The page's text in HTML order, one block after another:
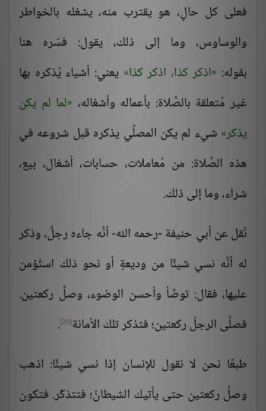
فعلى كل حالٍ، هو يقترب منه، يشغله بالخواطر
والوساوس، وما إلى ذلك، يقول: فسّره هنا
بقوله: اذكر كذا، اذكر كذا يعني: أشياء يُذكره بها
غير مُتعلقة بالصَّلاة: بأعماله وأشغاله، لما لم يكن
يذكر شيء لم يكن المصلِّي يذكره قبل شروعه في
هذه الصَّلاة: من مُعاملات، حسابات، أشغال، بيع،
شراء، وما إلى ذلك.
نُقل عن أبي حنيفة -رحمه الله- أنَّه جاءه رجلٌ، وذكر
له أنَّه نسي شيئًا من وديعةٍ أو نحو ذلك استُؤمن
عليها، فقال: توضّأ وأحسن الوضوء، وصلِّ ركعتين.
فصلَّى الرجلُ ركعتين؛ فتذكر تلك الأمانة[26]
.
طبعًا نحن لا نقول للإنسان إذا نسي شيئًا: اذهب
وصلِّ ركعتين حتى يأتيك الشيطانُ؛ فتتذكّر. فتكون